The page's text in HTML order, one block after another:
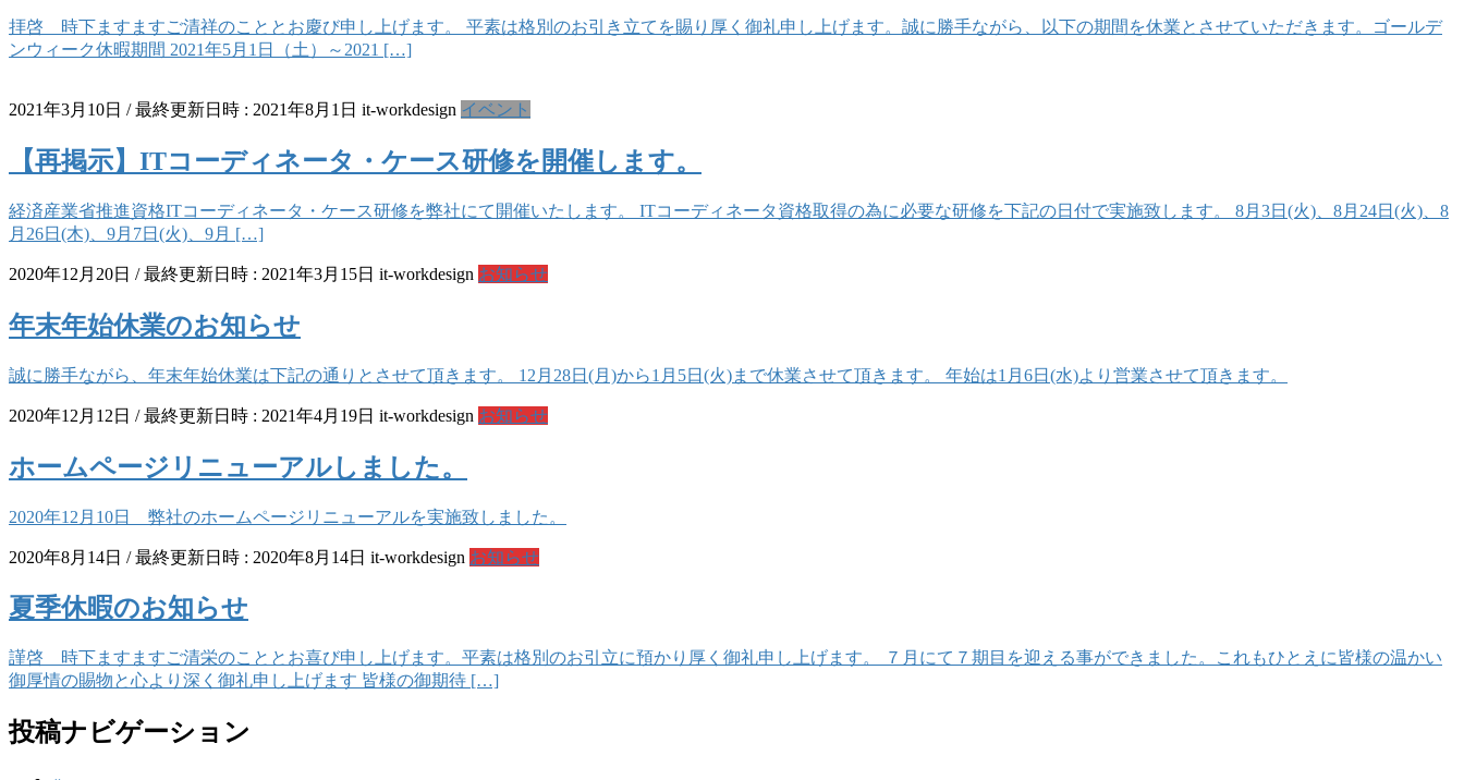
拝啓 時下ますますご清祥のこととお慶び申し上げます。 平素は格別のお引き立てを賜り厚く御礼申し上げます。誠に勝手ながら、以下の期間を休業とさせていただきます。ゴールデ
ンウィーク休暇期間 2021年5月1日（土）～2021 […]
2021年3月10日 / 最終更新日時 : 2021年8月1日 it-workdesign イベント
【再掲示】ITコーディネータ・ケース研修を開催します。
経済産業省推進資格ITコーディネータ・ケース研修を弊社にて開催いたします。 ITコーディネータ資格取得の為に必要な研修を下記の日付で実施致します。 8月3日(火)、8月24日(火)、8
月26日(木)、9月7日(火)、9月 […]
2020年12月20日 / 最終更新日時 : 2021年3月15日 it-workdesign お知らせ
年末年始休業のお知らせ
誠に勝手ながら、年末年始休業は下記の通りとさせて頂きます。 12月28日(月)から1月5日(火)まで休業させて頂きます。 年始は1月6日(水)より営業させて頂きます。
2020年12月12日 / 最終更新日時 : 2021年4月19日 it-workdesign お知らせ
ホームページリニューアルしました。
2020年12月10日 弊社のホームページリニューアルを実施致しました。
2020年8月14日 / 最終更新日時 : 2020年8月14日 it-workdesign お知らせ
夏季休暇のお知らせ
謹啓 時下ますますご清栄のこととお喜び申し上げます。平素は格別のお引立に預かり厚く御礼申し上げます。 ７月にて７期目を迎える事ができました。これもひとえに皆様の温かい
御厚情の賜物と心より深く御礼申し上げます 皆様の御期待 […]
投稿ナビゲーション